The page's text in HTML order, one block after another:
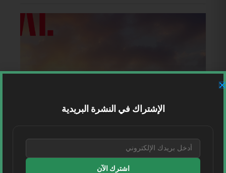
الإشتراك في النشرة البريدية
اشترك الآن